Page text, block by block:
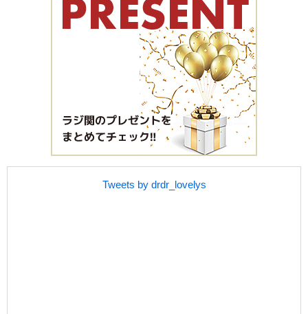
Tweets by drdr_lovelys